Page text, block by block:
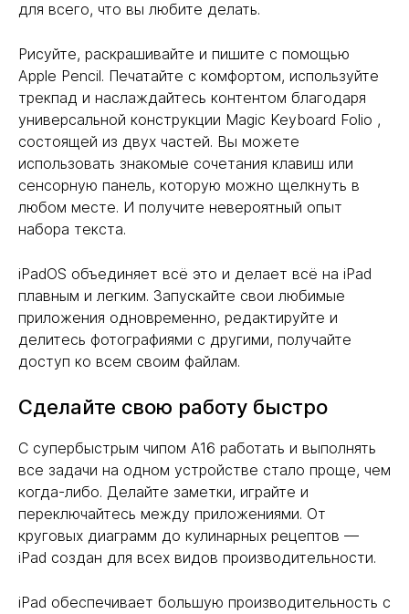
для всего, что вы любите делать.
Рисуйте, раскрашивайте и пишите с помощью
Apple Pencil. Печатайте с комфортом, используйте
трекпад и наслаждайтесь контентом благодаря
универсальной конструкции Magic Keyboard Folio ,
состоящей из двух частей. Вы можете
использовать знакомые сочетания клавиш или
сенсорную панель, которую можно щелкнуть в
любом месте. И получите невероятный опыт
набора текста.
iPadOS объединяет всё это и делает всё на iPad
плавным и легким. Запускайте свои любимые
приложения одновременно, редактируйте и
делитесь фотографиями с другими, получайте
доступ ко всем своим файлам.
Сделайте свою работу быстро
С супербыстрым чипом A16 работать и выполнять
все задачи на одном устройстве стало проще, чем
когда-либо. Делайте заметки, играйте и
переключайтесь между приложениями. От
круговых диаграмм до кулинарных рецептов —
iPad создан для всех видов производительности.
iPad обеспечивает большую производительность с